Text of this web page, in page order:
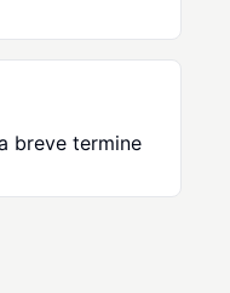
breve termine